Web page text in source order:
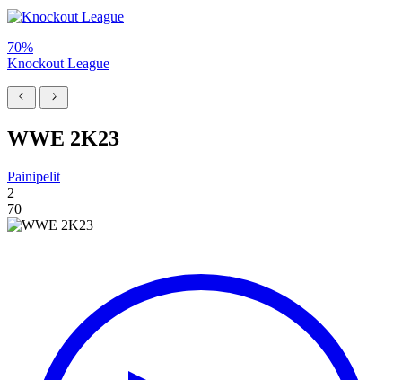
70%
Knockout League
WWE 2K23
Painipelit
2
70